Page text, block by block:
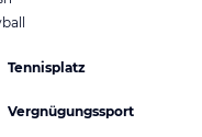
Tennisplatz
Vergnügungssport